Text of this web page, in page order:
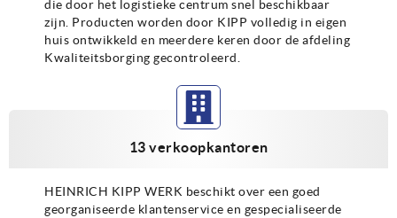
die door het logistieke centrum snel beschikbaar
zijn. Producten worden door KIPP volledig in eigen
huis ontwikkeld en meerdere keren door de afdeling
Kwaliteitsborging gecontroleerd.
13 verkoopkantoren
HEINRICH KIPP WERK beschikt over een goed
georganiseerde klantenservice en gespecialiseerde